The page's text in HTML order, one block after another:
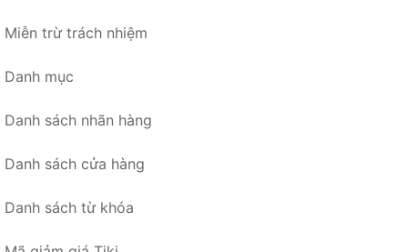
Miễn trừ trách nhiệm
Danh mục
Danh sách nhãn hàng
Danh sách cửa hàng
Danh sách từ khóa